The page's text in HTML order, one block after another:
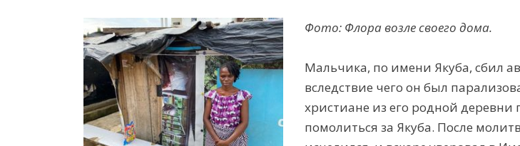
Фото: Флора возле своего дома.
Мальчика, по имени Якуба, сбил
вследствие чего он был
христиане из его родной
помолиться за Якуба. После